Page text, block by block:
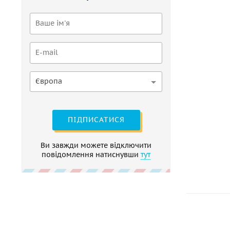
Європа
ПІДПИСАТИСЯ
Ви завжди можете відключити
повідомлення натиснувши тут